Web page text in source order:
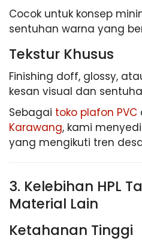
Cocok untuk konsep
sentuhan warna yang
Tekstur Khusus
Finishing doff, glossy,
kesan visual dan
Sebagai toko plafon PVC
Karawang, kami
yang mengikuti tren
3. Kelebihan HPL
Material Lain
Ketahanan Tinggi